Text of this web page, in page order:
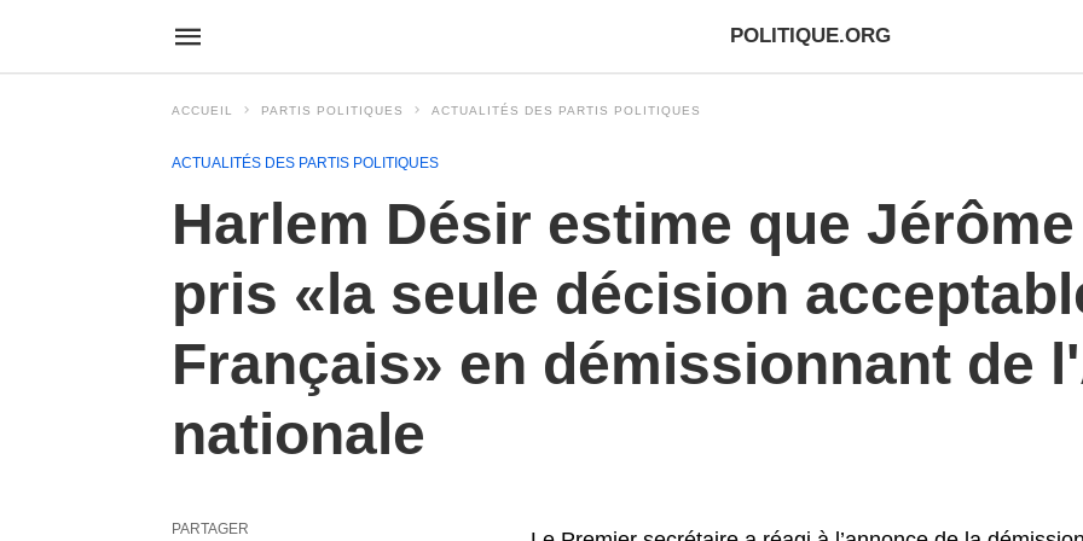
POLITIQUE.ORG
ACCUEIL PARTIS POLITIQUES ACTUALITÉS DES PARTIS POLITIQUES
ACTUALITÉS DES PARTIS POLITIQUES
Harlem Désir estime que
pris «la seule décision
Français» en démissionnant de
nationale
PARTAGER